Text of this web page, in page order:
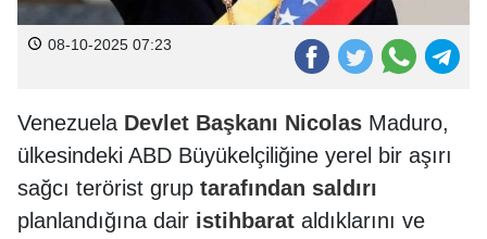
08-10-2025 07:23
Venezuela Devlet Başkanı Nicolas Maduro,
ülkesindeki ABD Büyükelçiliğine yerel bir aşırı
sağcı terörist grup tarafından saldırı
planlandığına dair istihbarat aldıklarını ve